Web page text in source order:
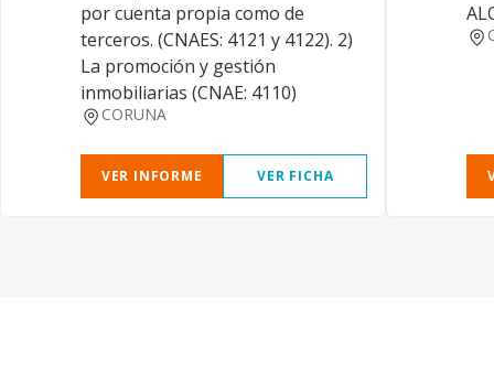
por cuenta propia como de
terceros. (CNAES: 4121 y 4122). 2)
La promoción y gestión
inmobiliarias (CNAE: 4110)
CORUNA
VER INFORME VER FICHA